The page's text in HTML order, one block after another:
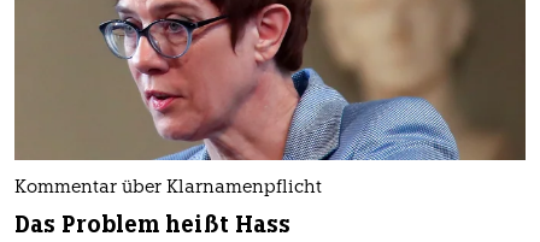
Kommentar über Klarnamenpflicht
Das Problem heißt Hass